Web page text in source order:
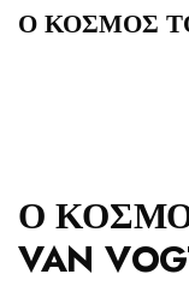
Ο ΚΟΣΜΟΣ
Ο
VAN